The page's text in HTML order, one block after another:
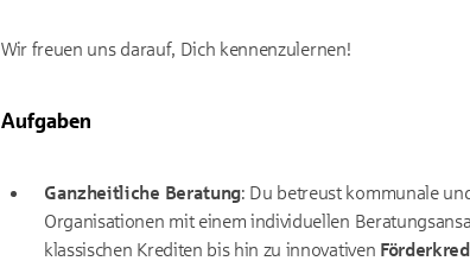
Wir freuen uns darauf, Dich kennenzulernen!
Aufgaben
Ganzheitliche Beratung: Du betreust kommunale
Organisationen mit einem individuellen
klassischen Krediten bis hin zu innovativen